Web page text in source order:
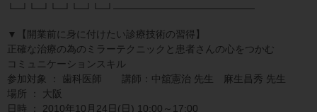
└─┘└─┘└─┘└─┘└─┘────────────────────
▼【開業前に身に付けたい診療技術の習得】
正確な治療の為のミラーテクニックと患者さんの心をつかむ
コミュニケーションスキル
参加対象 ： 歯科医師 講師：中舘憲治 先生 麻生昌秀 先生
場所 ： 大阪
日時 ： 2010年10月24日(日) 10:00～17:00